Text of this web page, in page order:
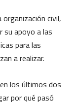
civil,
su apoyo a las
para las
a realizar.
los últimos dos
por qué pasó